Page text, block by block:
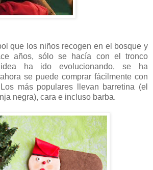
que los niños recogen en el bosque y
años, sólo se hacía con el tronco
ha ido evolucionando, se ha
se puede comprar fácilmente con
más populares llevan barretina (el
negra), cara e incluso barba.